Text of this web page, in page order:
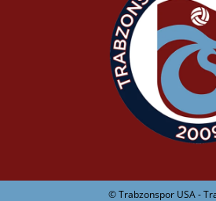
© Trabzonspor USA -